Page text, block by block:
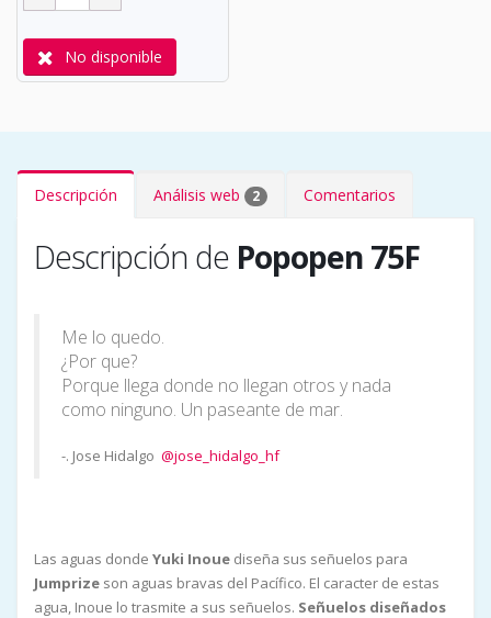
No disponible
Descripción Análisis web 2 Comentarios
Descripción de Popopen 75F
Me lo quedo.
¿Por que?
Porque llega donde no llegan otros y nada
como ninguno. Un paseante de mar.
-. Jose Hidalgo @jose_hidalgo_hf
Las aguas donde Yuki Inoue diseña sus señuelos para
Jumprize son aguas bravas del Pacífico. El caracter de estas
agua, Inoue lo trasmite a sus señuelos. Señuelos diseñados